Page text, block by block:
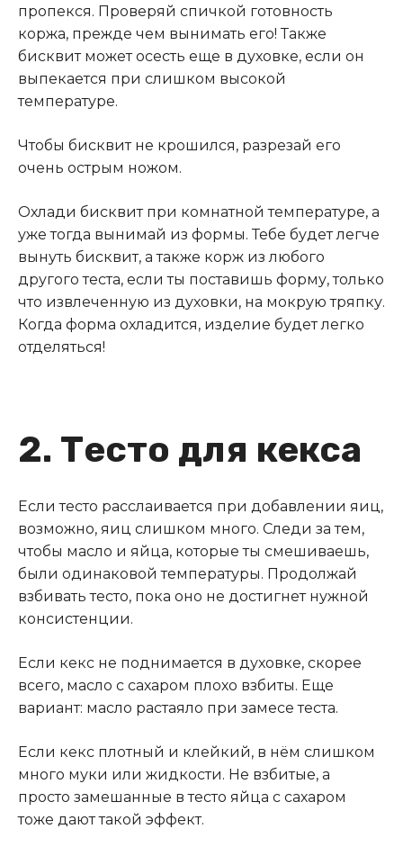
пропекся. Проверяй спичкой готовность
коржа, прежде чем вынимать его! Также
бисквит может осесть еще в духовке, если он
выпекается при слишком высокой
температуре.
Чтобы бисквит не крошился, разрезай его
очень острым ножом.
Охлади бисквит при комнатной температуре, а
уже тогда вынимай из формы. Тебе будет легче
вынуть бисквит, а также корж из любого
другого теста, если ты поставишь форму, только
что извлеченную из духовки, на мокрую тряпку.
Когда форма охладится, изделие будет легко
отделяться!
2. Тесто для кекса
Если тесто расслаивается при добавлении яиц,
возможно, яиц слишком много. Следи за тем,
чтобы масло и яйца, которые ты смешиваешь,
были одинаковой температуры. Продолжай
взбивать тесто, пока оно не достигнет нужной
консистенции.
Если кекс не поднимается в духовке, скорее
всего, масло с сахаром плохо взбиты. Еще
вариант: масло растаяло при замесе теста.
Если кекс плотный и клейкий, в нём слишком
много муки или жидкости. Не взбитые, а
просто замешанные в тесто яйца с сахаром
тоже дают такой эффект.